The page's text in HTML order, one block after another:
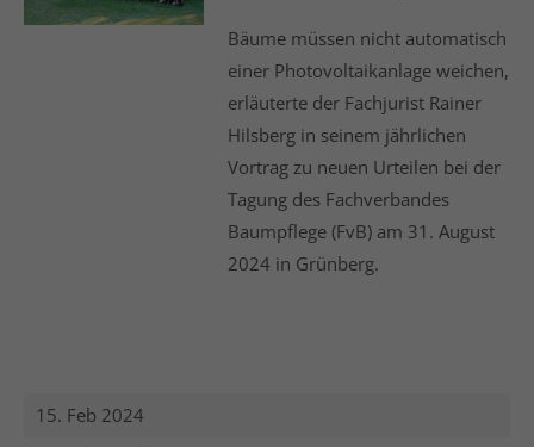
Bäume müssen nicht automatisch
einer Photovoltaikanlage weichen,
erläuterte der Fachjurist Rainer
Hilsberg in seinem jährlichen
Vortrag zu neuen Urteilen bei der
Tagung des Fachverbandes
Baumpflege (FvB) am 31. August
2024 in Grünberg.
15. Feb 2024